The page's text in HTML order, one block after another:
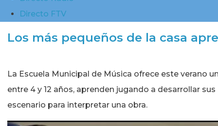
Directo FTV
Los más pequeños de la casa
La Escuela Municipal de Música ofrece este verano
entre 4 y 12 años, aprenden jugando a desarrollar
escenario para interpretar una obra.